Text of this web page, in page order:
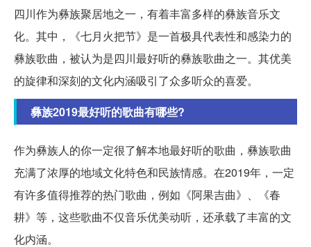
四川作为彝族聚居地之一，有着丰富多样的彝族音乐文
化。其中，《七月火把节》是一首极具代表性和感染力的
彝族歌曲，被认为是四川最好听的彝族歌曲之一。其优美
的旋律和深刻的文化内涵吸引了众多听众的喜爱。
彝族2019最好听的歌曲有哪些?
作为彝族人的你一定很了解本地最好听的歌曲，彝族歌曲
充满了浓厚的地域文化特色和民族情感。在2019年，一定
有许多值得推荐的热门歌曲，例如《阿果吉曲》、《春
耕》等，这些歌曲不仅音乐优美动听，还承载了丰富的文
化内涵。